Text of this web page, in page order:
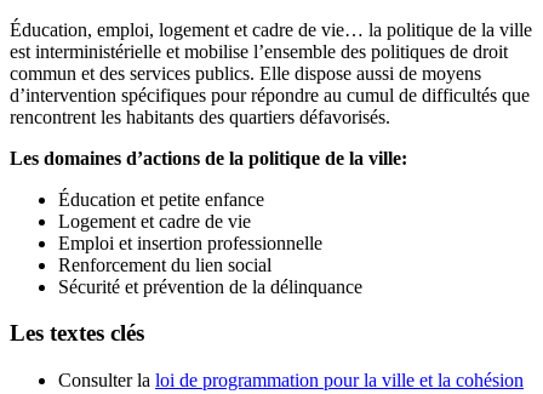
Éducation, emploi, logement et cadre de vie… la politique de la ville
est interministérielle et mobilise l’ensemble des politiques de droit
commun et des services publics. Elle dispose aussi de moyens
d’intervention spécifiques pour répondre au cumul de difficultés que
rencontrent les habitants des quartiers défavorisés.
Les domaines d’actions de la politique de la ville:
Éducation et petite enfance
Logement et cadre de vie
Emploi et insertion professionnelle
Renforcement du lien social
Sécurité et prévention de la délinquance
Les textes clés
Consulter la loi de programmation pour la ville et la cohésion